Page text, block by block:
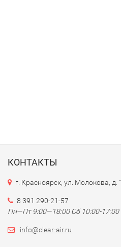
КОНТАКТЫ
г. Красноярск, ул. Молокова, д.
8 391 290-21-57
Пн—Пт 9:00—18:00 Сб 10:00-17:00
info@clear-air.ru